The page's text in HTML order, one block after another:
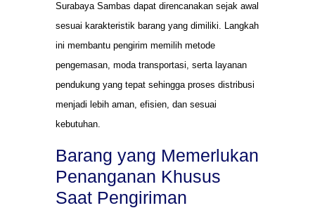
Surabaya Sambas dapat direncanakan sejak awal
sesuai karakteristik barang yang dimiliki. Langkah
ini membantu pengirim memilih metode
pengemasan, moda transportasi, serta layanan
pendukung yang tepat sehingga proses distribusi
menjadi lebih aman, efisien, dan sesuai
kebutuhan.
Barang yang Memerlukan
Penanganan Khusus
Saat Pengiriman